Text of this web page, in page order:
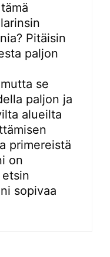
Pitäisin
paljon
se
paljon ja
alueilta
primereistä
on
sopivaa